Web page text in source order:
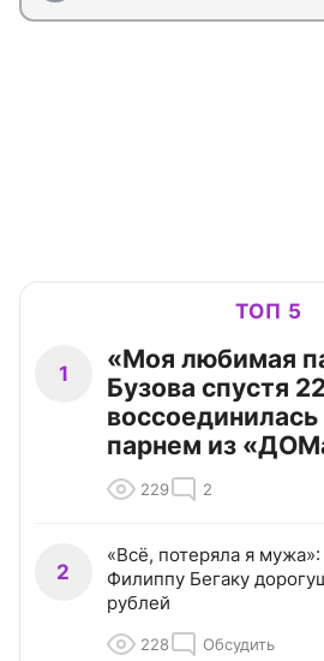
ТОП 5
1
«Моя любимая
Бузова спустя
парнем из
229 2
2
«Всё, потеряла я
Филиппу Бегаку
рублей
228 Обсудить